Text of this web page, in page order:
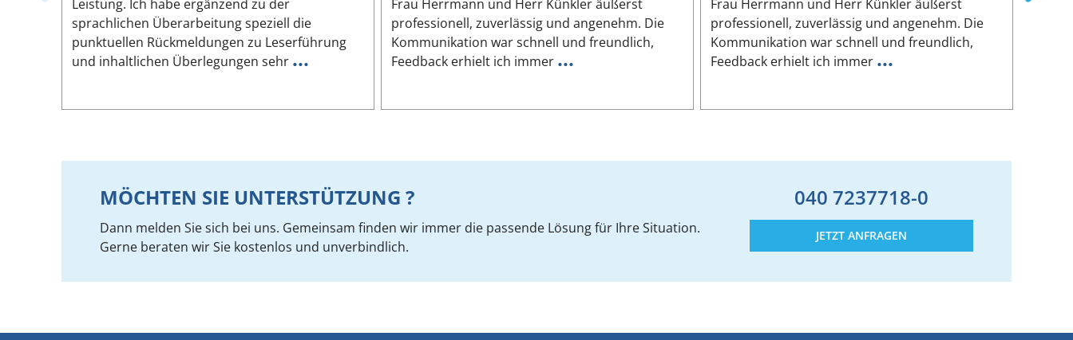
Leistung. Ich habe ergänzend zu der
sprachlichen Überarbeitung speziell die
punktuellen Rückmeldungen zu Leserführung
und inhaltlichen Überlegungen sehr ...
Frau Herrmann und Herr Künkler äußerst
professionell, zuverlässig und angenehm. Die
Kommunikation war schnell und freundlich,
Feedback erhielt ich immer ...
Frau Herrmann und Herr Künkler äußerst
professionell, zuverlässig und angenehm. Die
Kommunikation war schnell und freundlich,
Feedback erhielt ich immer ...
von
MÖCHTEN SIE UNTERSTÜTZUNG ?
Dann melden Sie sich bei uns. Gemeinsam finden wir immer die passende Lösung für Ihre Situation.
Gerne beraten wir Sie kostenlos und unverbindlich.
040 7237718-0
JETZT ANFRAGEN